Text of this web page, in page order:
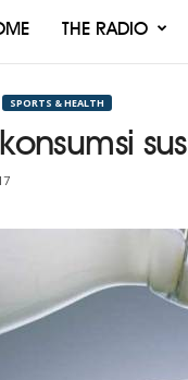
THE RADIO
SPORTS & HEALTH